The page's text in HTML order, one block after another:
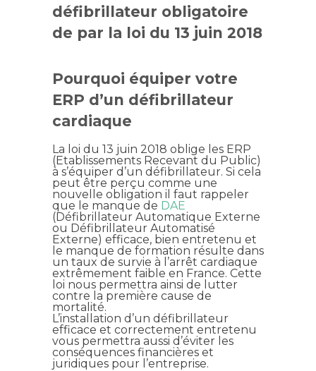
défibrillateur obligatoire
de par la loi du 13 juin 2018
Pourquoi équiper votre
ERP d’un défibrillateur
cardiaque
La loi du 13 juin 2018 oblige les ERP
(Etablissements Recevant du Public)
à s’équiper d’un défibrillateur. Si cela
peut être perçu comme une
nouvelle obligation il faut rappeler
que le manque de DAE
(Défibrillateur Automatique Externe
ou Défibrillateur Automatisé
Externe) efficace, bien entretenu et
le manque de formation résulte dans
un taux de survie à l’arrêt cardiaque
extrêmement faible en France. Cette
loi nous permettra ainsi de lutter
contre la première cause de
mortalité.
L’installation d’un défibrillateur
efficace et correctement entretenu
vous permettra aussi d’éviter les
conséquences financières et
juridiques pour l’entreprise.